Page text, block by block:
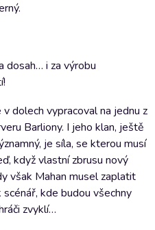
dosah… i za výrobu
dolech vypracoval na jednu z
Barliony. I jeho klan, ještě
je síla, se kterou musí
když vlastní zbrusu nový
však Mahan musel zaplatit
kde budou všechny
zvyklí…